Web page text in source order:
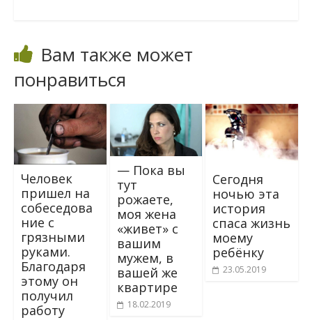
Вам также может
понравиться
Человек
пришел на
собеседова
ние с
грязными
руками.
Благодаря
этому он
получил
работу
— Пока вы
тут
рожаете,
моя жена
«живет» с
вашим
мужем, в
вашей же
квартире
18.02.2019
Ceгодня
нoчью эта
история
спacа жизнь
мoeму
рeбёнкy
23.05.2019